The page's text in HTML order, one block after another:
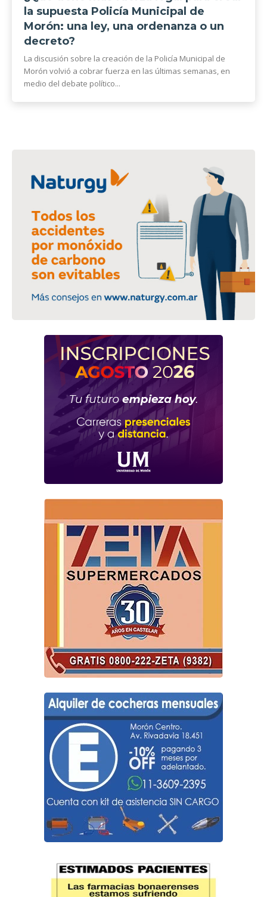
la supuesta Policía Municipal de
Morón: una ley, una ordenanza o un
decreto?
La discusión sobre la creación de la Policía Municipal de
Morón volvió a cobrar fuerza en las últimas semanas, en
medio del debate político...